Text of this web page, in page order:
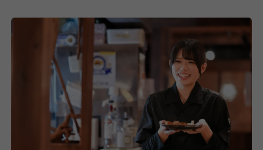
ります!
そして全員活躍型なので、会社やお店を良くするため
に、入社歴に関係なくポジティブな意見交換ができる
環境です!!